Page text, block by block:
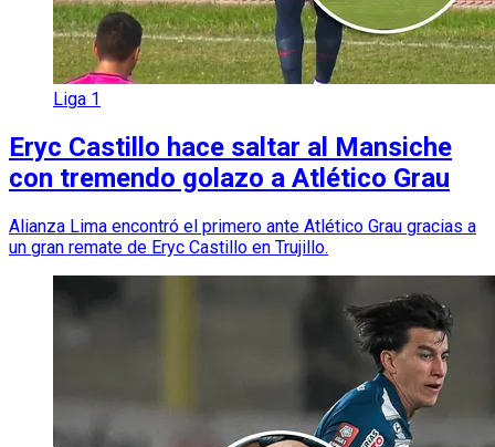
Liga 1
Eryc Castillo hace saltar al Mansiche
con tremendo golazo a Atlético Grau
Alianza Lima encontró el primero ante Atlético Grau gracias a
un gran remate de Eryc Castillo en Trujillo.